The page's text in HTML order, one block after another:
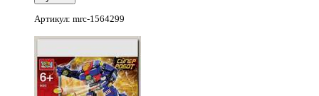
Артикул: mrc-1564299